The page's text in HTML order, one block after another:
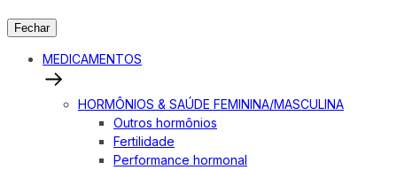
Fechar
MEDICAMENTOS
HORMÔNIOS & SAÚDE FEMININA/MASCULINA
Outros hormônios
Fertilidade
Performance hormonal